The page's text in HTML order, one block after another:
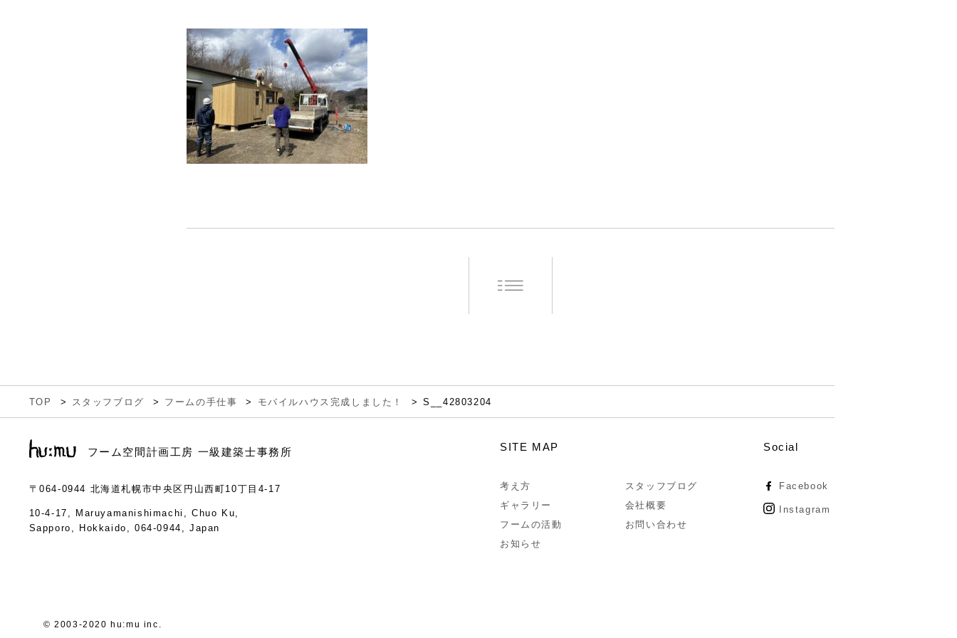
TOP スタッフブログ フームの手仕事 モバイルハウス完成しました！ S__42803204
フーム空間計画工房 一級建築士事務所
〒064-0944 北海道札幌市中央区円山西町10丁目4-17
10-4-17, Maruyamanishimachi, Chuo Ku,
Sapporo, Hokkaido, 064-0944, Japan
SITE MAP
考え方
ギャラリー
フームの活動
お知らせ
スタッフブログ
会社概要
お問い合わせ
Social
Facebook
Instagram
© 2003-2020 hu:mu inc.